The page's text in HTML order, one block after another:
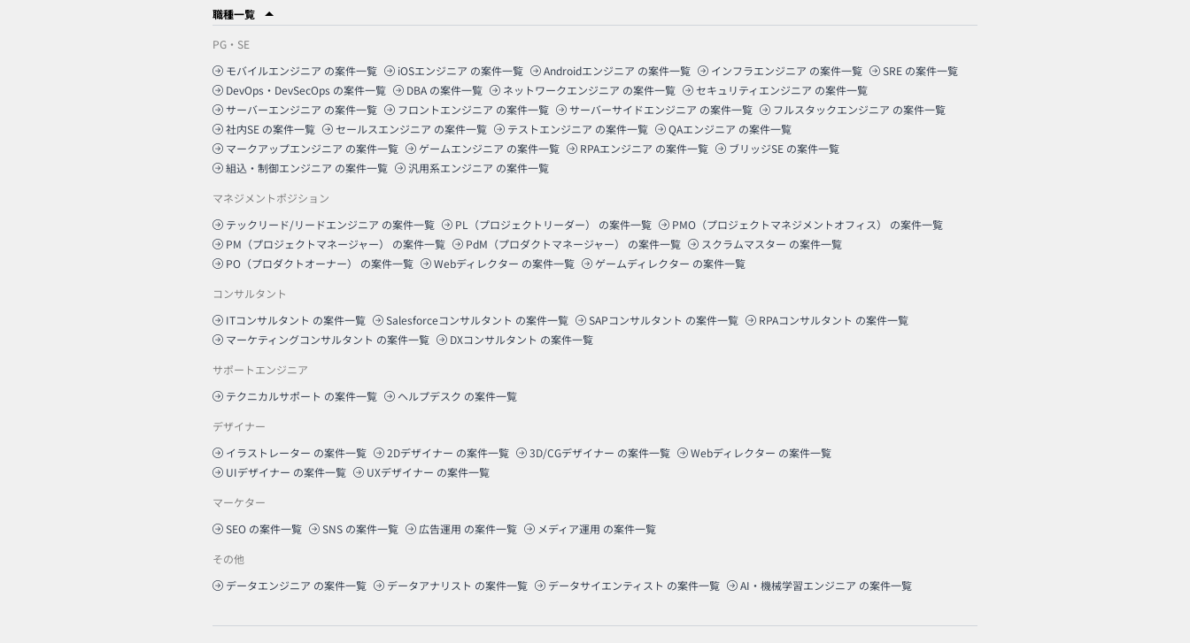
職種一覧
PG・SE
モバイルエンジニア の案件一覧 iOSエンジニア の案件一覧 Androidエンジニア の案件一覧 インフラエンジニア の案件一覧 SRE の案件一覧
DevOps・DevSecOps の案件一覧 DBA の案件一覧 ネットワークエンジニア の案件一覧 セキュリティエンジニア の案件一覧
サーバーエンジニア の案件一覧 フロントエンジニア の案件一覧 サーバーサイドエンジニア の案件一覧 フルスタックエンジニア の案件一覧
社内SE の案件一覧 セールスエンジニア の案件一覧 テストエンジニア の案件一覧 QAエンジニア の案件一覧
マークアップエンジニア の案件一覧 ゲームエンジニア の案件一覧 RPAエンジニア の案件一覧 ブリッジSE の案件一覧
組込・制御エンジニア の案件一覧 汎用系エンジニア の案件一覧
マネジメントポジション
テックリード/リードエンジニア の案件一覧 PL（プロジェクトリーダー） の案件一覧 PMO（プロジェクトマネジメントオフィス）
の案件一覧
PM（プロジェクトマネージャー）
の案件一覧 PdM（プロダクトマネージャー） の案件一覧 スクラムマスター の案件一覧
PO（プロダクトオーナー）
の案件一覧 Webディレクター の案件一覧 ゲームディレクター の案件一覧
コンサルタント
ITコンサルタント の案件一覧 Salesforceコンサルタント の案件一覧 SAPコンサルタント の案件一覧 RPAコンサルタント の案件一覧
マーケティングコンサルタント の案件一覧 DXコンサルタント の案件一覧
サポートエンジニア
テクニカルサポート の案件一覧 ヘルプデスク の案件一覧
デザイナー
イラストレーター の案件一覧 2Dデザイナー の案件一覧 3D/CGデザイナー の案件一覧 Webディレクター の案件一覧
UIデザイナー の案件一覧 UXデザイナー の案件一覧
マーケター
SEO の案件一覧 SNS の案件一覧 広告運用 の案件一覧 メディア運用 の案件一覧
その他
データエンジニア の案件一覧 データアナリスト の案件一覧 データサイエンティスト の案件一覧 AI・機械学習エンジニア の案件一覧